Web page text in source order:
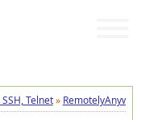
SSH, Telnet»